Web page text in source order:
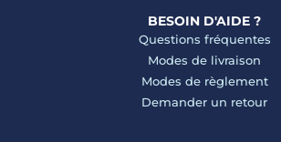
BESOIN D'AIDE ?
Questions fréquentes
Modes de livraison
Modes de règlement
Demander un retour